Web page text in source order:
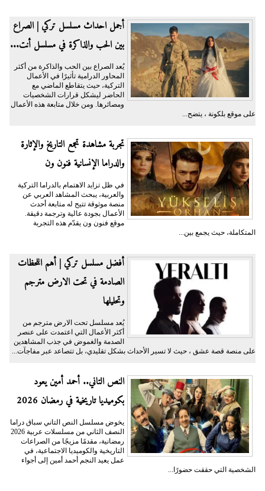
أجمل احداث مسلسل تركي | الصراع
بين الحب والذاكرة في مسلسل أنت...
يُعد الصراع بين الحب والذاكرة من أكثر
المحاور الدرامية تأثيرًا في الأعمال
التركية، حيث يتقاطع الماضي مع
الحاضر ليشكل قرارات الشخصيات
ومصائرها. ومن خلال متابعة هذه الأعمال
على موقع بلكونة ، يتضح...
تجربة مشاهدة تجمع التاريخ والإثارة
والدراما الإنسانية فنون ون
في ظل تزايد الاهتمام بالدراما التركية
والعربية، يبحث المشاهد العربي عن
منصة موثوقة تتيح له متابعة أحدث
الأعمال بجودة عالية وترجمة دقيقة.
موقع فنون ون يقدّم هذه التجربة
المتكاملة، حيث يجمع بين...
أفضل مسلسل تركي | أهم اللحظات
الصادمة في تحت الارض مترجم
وتحليلها
يُعد مسلسل تحت الارض مترجم من
أكثر الأعمال التي اعتمدت على عنصر
الصدمة والغموض في جذب المشاهدين
على منصة قصة عشق ، حيث لا تسير الأحداث بشكل تقليدي، بل تتصاعد عبر مفاجآت...
النص التاني.. أحمد أمين يعود
بكوميديا تاريخية في رمضان 2026
يخوض مسلسل النص التاني سباق دراما
النصف الثاني من مسلسلات عربية 2026
رمضانية، مقدمًا مزيجًا من الصراعات
التاريخية والكوميديا الاجتماعية، في
عمل يعيد النجم أحمد أمين إلى أجواء
الشخصية التي حققت حضورًا...